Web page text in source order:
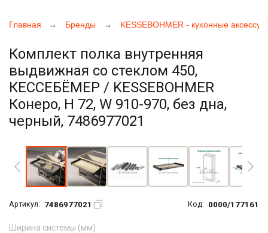
Главная Бренды KESSEBOHMER - кухонные
Комплект полка внутренняя
выдвижная со стеклом 450,
КЕССЕБЁМЕР / KESSEBOHMER
Конеро, H 72, W 910-970, без дна,
черный, 7486977021
Артикул: 7486977021 Код: 0000/177161
Ширина системы (мм)